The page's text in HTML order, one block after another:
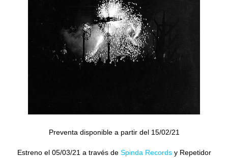
Preventa disponible a partir del 15/02/21
Estreno el 05/03/21 a través de Spinda Recordsy Repetidor